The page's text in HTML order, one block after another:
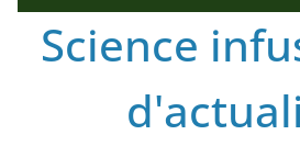
Science